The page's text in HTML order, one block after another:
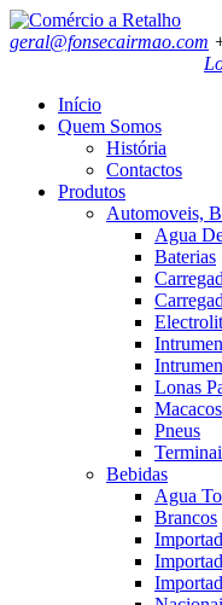
geral@fonsecairmao.com
Início
Quem Somos
História
Contactos
Produtos
Automoveis,
Agua
Baterias
Lonas
Pneus
Bebidas
Agua
Brancos